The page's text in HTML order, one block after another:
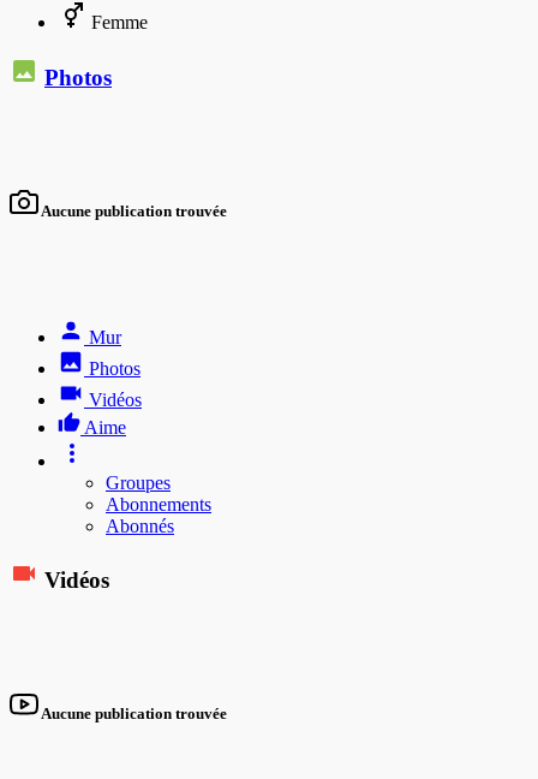
Femme
Photos
Aucune publication trouvée
Mur
Photos
Vidéos
Aime
Groupes
Abonnements
Abonnés
Vidéos
Aucune publication trouvée